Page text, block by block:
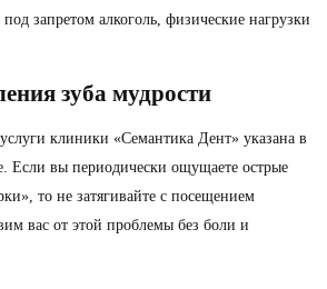
запретом алкоголь, физические нагрузки
зуба мудрости
клиники «Семантика Дент» указана в
Если вы периодически ощущаете острые
то не затягивайте с посещением
вас от этой проблемы без боли и